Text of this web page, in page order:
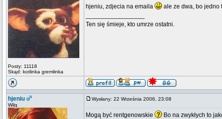
Posty: 11118
Skąd: kotlinka gremlinka
hjeniu, zdjecia na emaila
ale ze dwa, bo
Ten się śmieje, kto umrze ostatni.
hjeniu
Wilq
Wysłany: 22 Września 2006, 23:08
Mogą być rentgenowskie
Bo na zwykłych to